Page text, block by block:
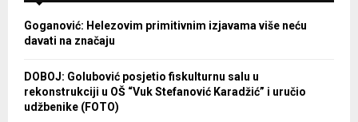
Goganović: Helezovim primitivnim izjavama više neću
davati na značaju
DOBOJ: Golubović posjetio fiskulturnu salu u
rekonstrukciji u OŠ “Vuk Stefanović Karadžić” i uručio
udžbenike (FOTO)